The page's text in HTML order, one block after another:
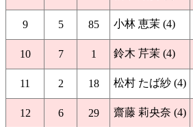
9 5 85 小林 恵茉 (4)
10 7 1 鈴木 芹茉 (4)
11 2 18 松村 たば紗 (4)
12 6 29 齋藤 莉央奈 (4)